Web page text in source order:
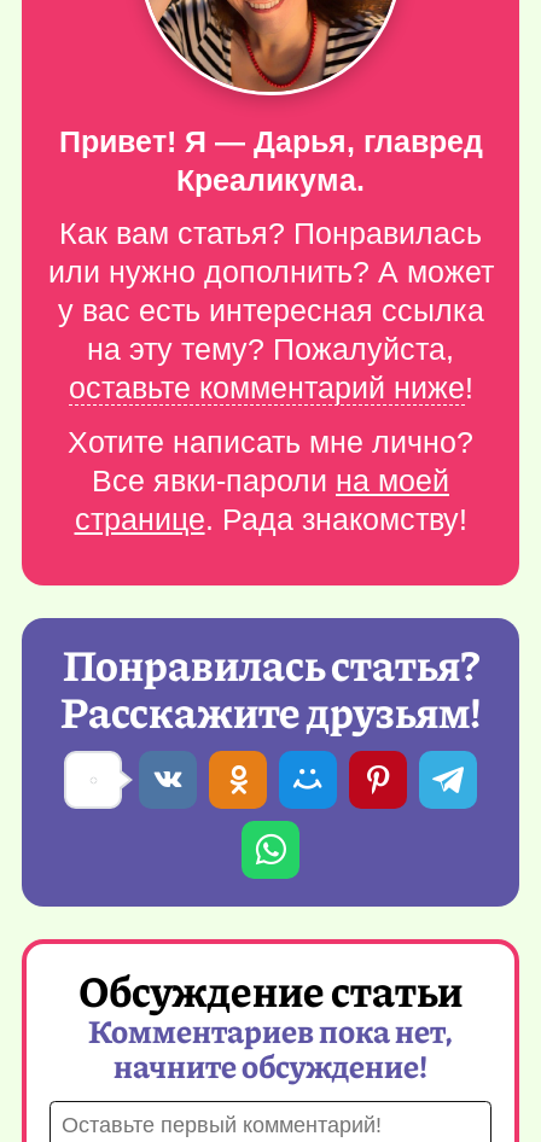
Привет! Я — Дарья, главред
Креаликума.
Как вам статья? Понравилась
или нужно дополнить? А может
у вас есть интересная ссылка
на эту тему? Пожалуйста,
оставьте комментарий ниже!
Хотите написать мне лично?
Все явки-пароли на моей
странице. Рада знакомству!
Понравилась статья?
Расскажите друзьям!
Обсуждение статьи
Комментариев пока нет,
начните обсуждение!